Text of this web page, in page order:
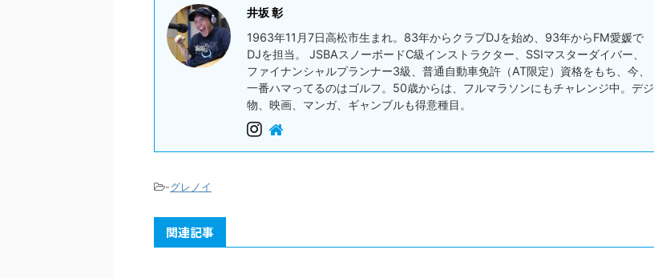
井坂 彰
1963年11月7日高松市生まれ。83年からクラブDJを始め、93年からFM愛媛で
DJを担当。 JSBAスノーボードC級インストラクター、SSIマスターダイバー、
ファイナンシャルプランナー3級、普通自動車免許（AT限定）資格をもち、今、
一番ハマってるのはゴルフ。50歳からは、フルマラソンにもチャレンジ中。デジ
物、映画、マンガ、ギャンブルも得意種目。
-グレノイ
関連記事